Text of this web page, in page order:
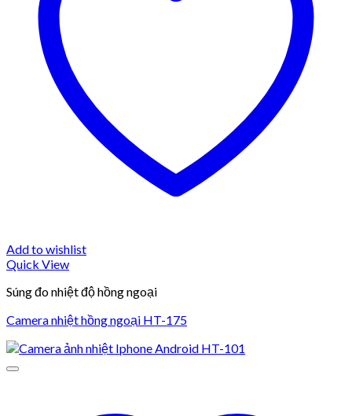
Add to wishlist
Quick View
Súng đo nhiệt độ hồng ngoại
Camera nhiệt hồng ngoại HT-175